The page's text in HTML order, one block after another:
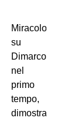
Miracoloso
su
Dimarco
nel
primo
tempo,
dimostra